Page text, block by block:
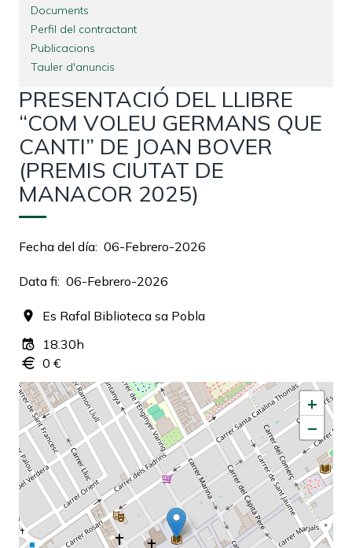
Documents
Perfil del contractant
Publicacions
Tauler d'anuncis
PRESENTACIÓ DEL LLIBRE
“COM VOLEU GERMANS QUE
CANTI” DE JOAN BOVER
(PREMIS CIUTAT DE
MANACOR 2025)
Fecha del día 06-Febrero-2026
Data fi 06-Febrero-2026
Es Rafal Biblioteca sa Pobla
18.30h
0 €
+
−